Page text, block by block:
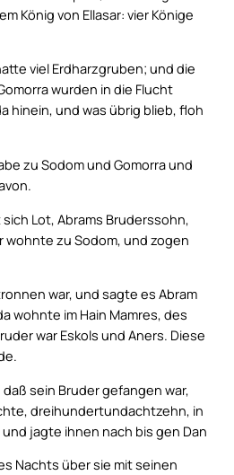
König von Ellasar: vier Könige
viel Erdharzgruben; und die
wurden in die Flucht
hinein, und was übrig blieb, floh
zu Sodom und Gomorra und
Lot, Abrams Bruderssohn,
wohnte zu Sodom, und zogen
war, und sagte es Abram
wohnte im Hain Mamres, des
war Eskols und Aners. Diese
sein Bruder gefangen war,
dreihundertundachtzehn, in
jagte ihnen nach bis gen Dan
Nachts über sie mit seinen